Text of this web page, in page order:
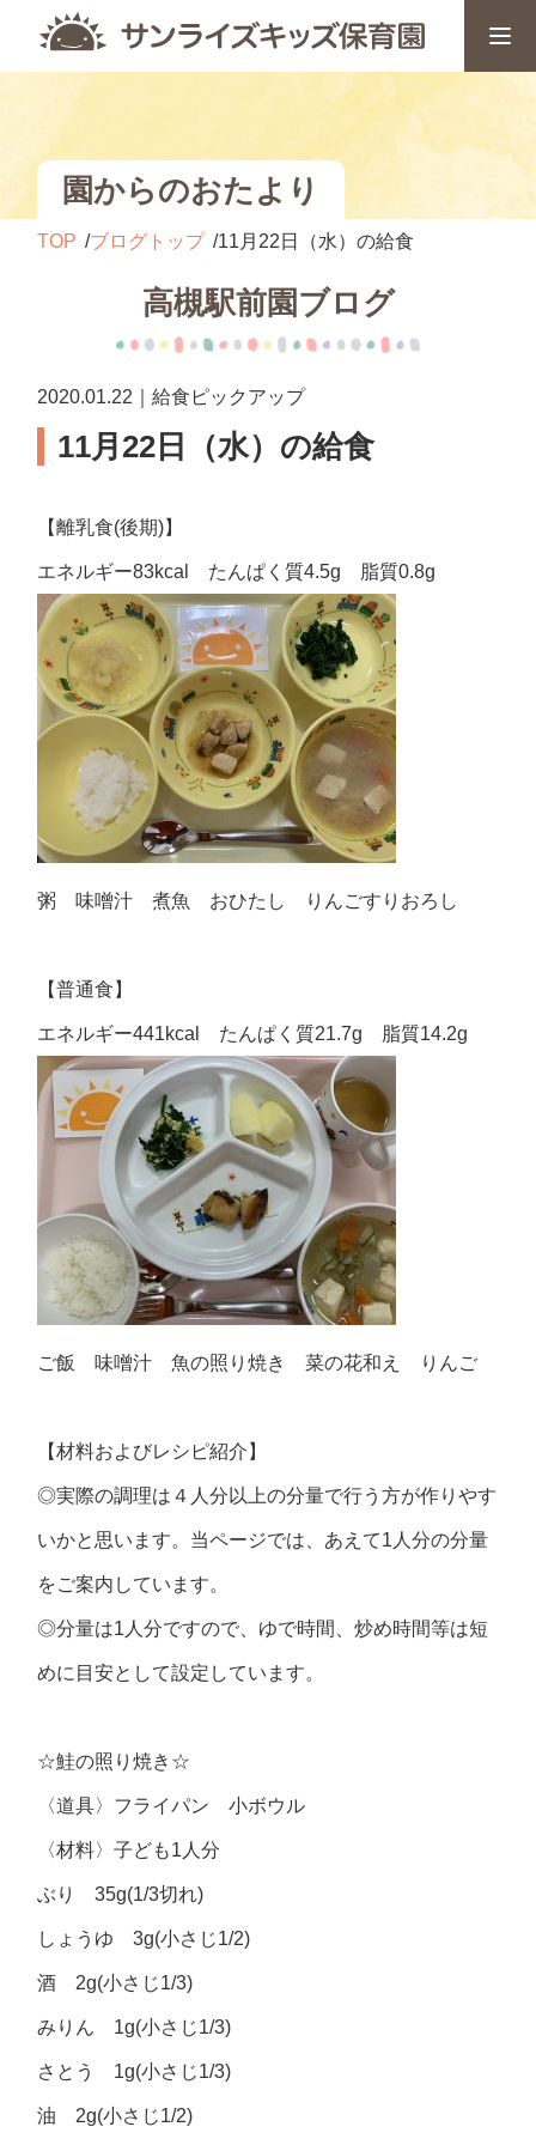
園からのおたより
TOP ブログトップ 11月22日（水）の給食
高槻駅前園ブログ
2020.01.22｜給食ピックアップ
11月22日（水）の給食
【離乳食(後期)】
エネルギー83kcal たんぱく質4.5g 脂質0.8g
粥 味噌汁 煮魚 おひたし りんごすりおろし
【普通食】
エネルギー441kcal たんぱく質21.7g 脂質14.2g
ご飯 味噌汁 魚の照り焼き 菜の花和え りんご
【材料およびレシピ紹介】
◎実際の調理は４人分以上の分量で行う方が作りやす
いかと思います。当ページでは、あえて1人分の分量
をご案内しています。
◎分量は1人分ですので、ゆで時間、炒め時間等は短
めに目安として設定しています。
☆鮭の照り焼き☆
〈道具〉フライパン 小ボウル
〈材料〉子ども1人分
ぶり 35g(1/3切れ)
しょうゆ 3g(小さじ1/2)
酒 2g(小さじ1/3)
みりん 1g(小さじ1/3)
さとう 1g(小さじ1/3)
油 2g(小さじ1/2)